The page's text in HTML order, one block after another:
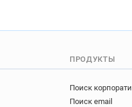
ПРОДУКТЫ
Поиск
Поиск email